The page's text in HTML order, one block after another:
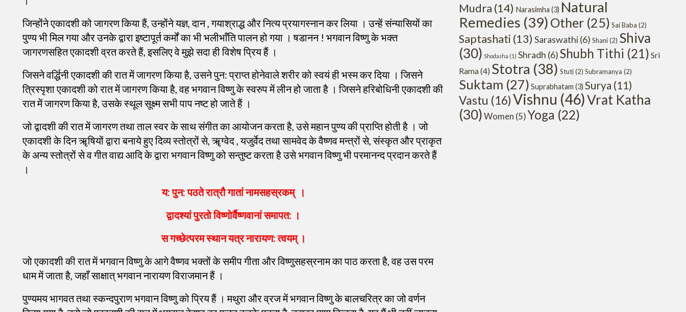
जिन्होंने एकादशी को जागरण किया हैं, उन्होंने यज्ञ, दान , गयाश्राद्ध और नित्य प्रयागस्नान कर लिया । उन्हें संन्यासियों का
पुण्य भी मिल गया और उनके द्वारा इष्टापूर्त कर्मों का भी भलीभाँति पालन हो गया । षडानन ! भगवान विष्णु के भक्त
जागरणसहित एकादशी व्रत करते हैं, इसलिए वे मुझे सदा ही विशेष प्रिय हैं ।
जिसने वर्द्धिनी एकादशी की रात में जागरण किया है, उसने पुन: प्राप्त होनेवाले शरीर को स्वयं ही भस्म कर दिया । जिसने
त्रिस्पृशा एकादशी को रात में जागरण किया है, वह भगवान विष्णु के स्वरुप में लीन हो जाता है । जिसने हरिबोधिनी एकादशी की
रात में जागरण किया है, उसके स्थूल सूक्ष्म सभी पाप नष्ट हो जाते हैं ।
जो द्वादशी की रात में जागरण तथा ताल स्वर के साथ संगीत का आयोजन करता है, उसे महान पुण्य की प्राप्ति होती है । जो
एकादशी के दिन ॠषियों द्वारा बनाये हुए दिव्य स्तोत्रों से, ॠग्वेद , यजुर्वेद तथा सामवेद के वैष्णव मन्त्रों से, संस्कृत और प्राकृत
के अन्य स्तोत्रों से व गीत वाद्य आदि के द्वारा भगवान विष्णु को सन्तुष्ट करता है उसे भगवान विष्णु भी परमानन्द प्रदान करते हैं
।
य: पुन: पठते रात्रौ गातां नामसहस्रकम्
।
द्वादश्यां पुरतो विष्णोर्वैष्णवानां समापत: ।
स गच्छेत्परम स्थान यत्र नारायण: त्वयम् ।
जो एकादशी की रात में भगवान विष्णु के आगे वैष्णव भक्तों के समीप गीता और विष्णुसहस्रनाम का पाठ करता है, वह उस परम
धाम में जाता है, जहाँ साक्षात् भगवान नारायण विराजमान हैं ।
पुण्यमय भागवत तथा स्कन्दपुराण भगवान विष्णु को प्रिय हैं । मथुरा और व्रज में भगवान विष्णु के बालचरित्र का जो वर्णन
Mudra (14) Narasimha (3) Natural
Remedies (39) Other (25) Sai Baba (2)
Saptashati (13) Saraswathi(6) Shani(2) Shiva
(30) Shodasha (1) Shradh (6)Shubh Tithi (21) Sri
Rama(4) Stotra (38) Stuti(2) Subramanya (2)
Suktam (27) Suprabhatam (3) Surya (11)
Vastu (16)Vishnu (46)Vrat Katha
(30)Women (5)Yoga (22)